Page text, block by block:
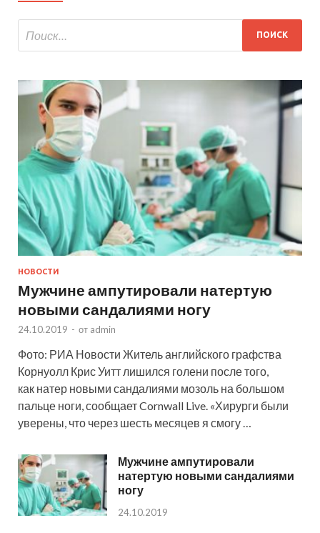
НОВОСТИ
Мужчине ампутировали натертую
новыми сандалиями ногу
24.10.2019 - от admin
Фото: РИА Новости Житель английского графства
Корнуолл Крис Уитт лишился голени после того,
как натер новыми сандалиями мозоль на большом
пальце ноги, сообщает Cornwall Live. «Хирурги были
уверены, что через шесть месяцев я смогу …
Мужчине ампутировали
натертую новыми сандалиями
ногу
24.10.2019